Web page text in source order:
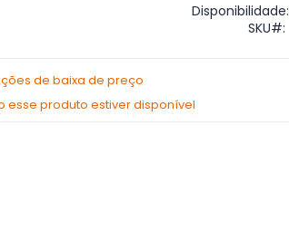
Disponibilidade:
SKU
de baixa de preço
esse produto estiver disponível